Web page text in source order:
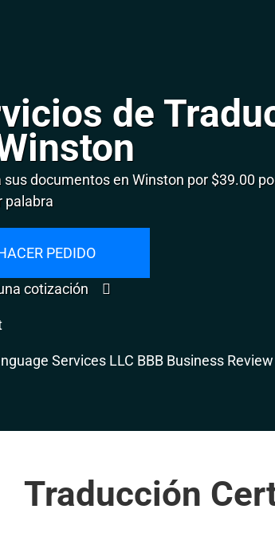
de
sus documentos en Winston por $39.00
palabra
PEDIDO
cotización
Traducción